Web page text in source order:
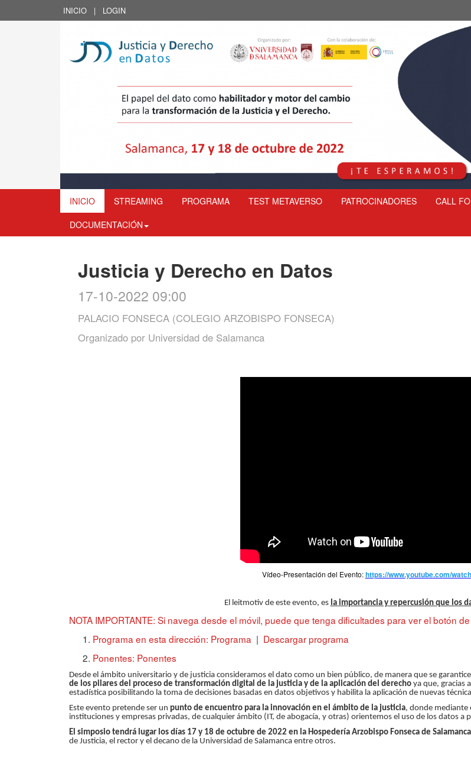
INICIO | LOGIN
INICIO STREAMING PROGRAMA TEST METAVERSO PATROCINADORES CALL
DOCUMENTACIÓN
Justicia y Derecho en Datos
17-10-2022 09:00
PALACIO FONSECA (COLEGIO ARZOBISPO FONSECA)
Organizado por Universidad de Salamanca
Vídeo-Presentación del Evento:https://www.youtube.com/
El leitmotiv de este evento, es la importancia y repercusión que los
NOTA IMPORTANTE: Si navega desde el móvil, puede que tenga dificultades para ver el botón
Programa en esta dirección: Programa | Descargar programa
Ponentes: Ponentes
Desde el ámbito universitario y de justicia consideramos el dato como un bien público, de manera que se
de los pilares del proceso de transformación digital de la justicia y de la aplicación del derecho ya que, gracias
estadística posibilitando la toma de decisiones basadas en datos objetivos y habilita la aplicación de nuevas
Este evento pretende ser un punto de encuentro para la innovación en el ámbito de la justicia, donde mediante
instituciones y empresas privadas, de cualquier ámbito (IT, de abogacía, y otras) orientemos el uso de los datos a
El simposio tendrá lugar los días 17 y 18 de octubre de 2022 en la Hospedería Arzobispo Fonseca de Salamanca
de Justicia, el rector y el decano de la Universidad de Salamanca entre otros.